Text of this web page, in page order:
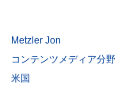
Metzler Jon
コンテンツメディア分野
米国